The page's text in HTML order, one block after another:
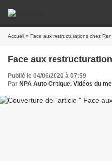
Accueil » Face aux restructurations chez
Face aux
Publié le 04/06/2020 à 07:59
Par NPA Auto Critique. Vidéos du